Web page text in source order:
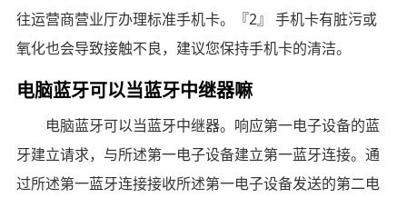
往运营商营业厅办理标准手机卡。『2』 手机卡有脏污或
氧化也会导致接触不良，建议您保持手机卡的清洁。
电脑蓝牙可以当蓝牙中继器嘛
电脑蓝牙可以当蓝牙中继器。响应第一电子设备的蓝
牙建立请求，与所述第一电子设备建立第一蓝牙连接。通
过所述第一蓝牙连接接收所述第一电子设备发送的第二电